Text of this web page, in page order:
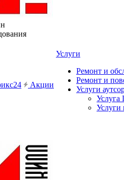
Акции
Услуги
Ремонт и
Ремонт и
Услуги
Услуга